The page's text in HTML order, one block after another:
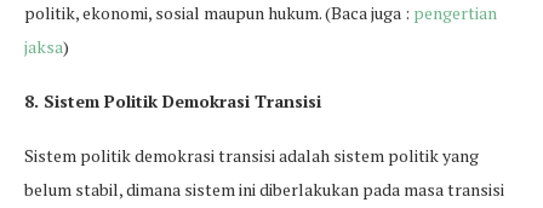
politik, ekonomi, sosial maupun hukum. (Baca juga : pengertian
jaksa)
8. Sistem Politik Demokrasi Transisi
Sistem politik demokrasi transisi adalah sistem politik yang
belum stabil, dimana sistem ini diberlakukan pada masa transisi